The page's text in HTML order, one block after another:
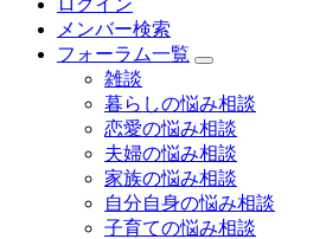
ログイン
メンバー検索
フォーラム一覧
雑談
暮らしの悩み相談
恋愛の悩み相談
夫婦の悩み相談
家族の悩み相談
自分自身の悩み相談
子育ての悩み相談